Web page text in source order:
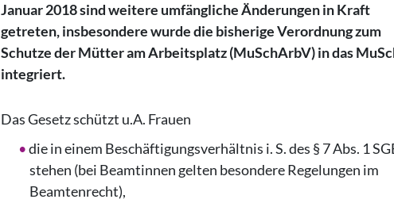
Januar 2018 sind weitere umfängliche Änderungen in Kraft
getreten, insbesondere wurde die bisherige Verordnung zum
Schutze der Mütter am Arbeitsplatz (MuSchArbV) in das
integriert.
Das Gesetz schützt u.A. Frauen
die in einem Beschäftigungsverhältnis i. S. des § 7 Abs. 1
stehen (bei Beamtinnen gelten besondere Regelungen im
Beamtenrecht),